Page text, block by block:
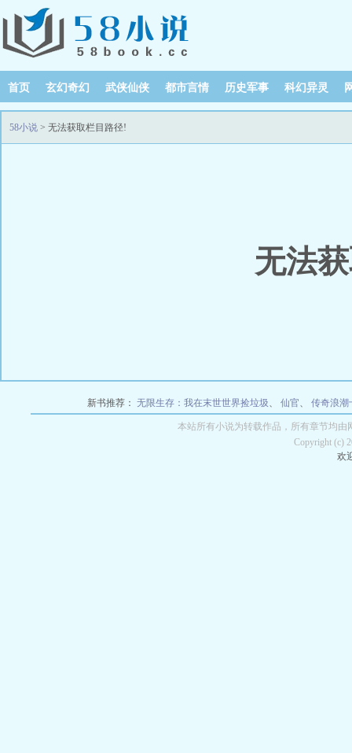
首页 玄幻奇幻 武侠仙侠 都市言情 历史军事 科幻异灵
58小说 > 无法获取栏目路径!
无法
新书推荐： 无限生存：我在末世世界捡垃圾、 仙官、 传奇浪潮
本站所有小说为转载作品，所有章节均
Copyright (c)
欢